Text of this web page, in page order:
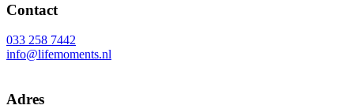
Contact
033 258 7442
info@lifemoments.nl
Adres